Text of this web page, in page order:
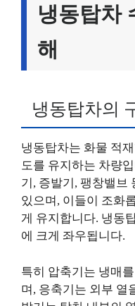
냉동탑차
해
냉동탑차의
냉동탑차는 화물 적
도를 유지하는 차량
기, 증발기, 팽창밸브
있으며, 이들이 조화
게 유지합니다. 냉동
에 크게 좌우됩니다.
특히 압축기는 냉매
며, 응축기는 외부 열